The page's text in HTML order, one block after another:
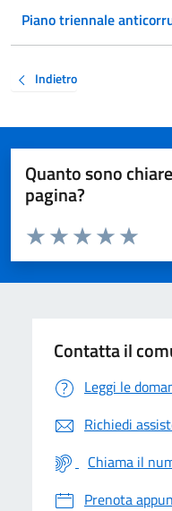
Piano triennale
Indietro
Quanto sono
pagina?
Valuta da 1 a 5 stelle la pagina
Valuta
Valuta 4
Valuta 3 stelle
Valuta 2 stelle su 5
Valuta 1 stelle su 5
Contatta il
Leggi le
Richiedi
Chiama il
Prenota